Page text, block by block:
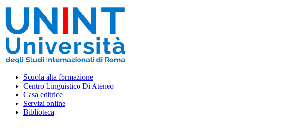
Vai
contenuto
Scuola alta formazione
Centro Linguistico Di Ateneo
Casa editrice
Servizi online
Biblioteca